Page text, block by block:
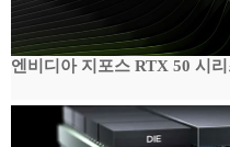
엔비디아 지포스 RTX 50 시